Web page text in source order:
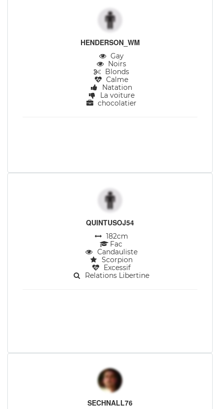
HENDERSON_WM
Gay
Noirs
Blonds
Calme
Natation
La voiture
chocolatier
QUINTUSOJ54
182cm
Fac
Candauliste
Scorpion
Excessif
Relations Libertine
SECHNALL76